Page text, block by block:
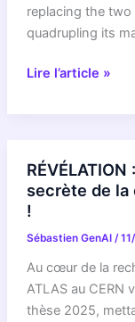
replacing the
quadrupling its
LHCb
proton-
like
particle
Lire l’article »
secrète de la
!
Sébastien GenAI /
Au cœur de la
ATLAS au CERN
thèse 2025,